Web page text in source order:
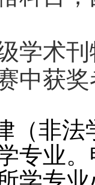
学术
中获
（非
专业